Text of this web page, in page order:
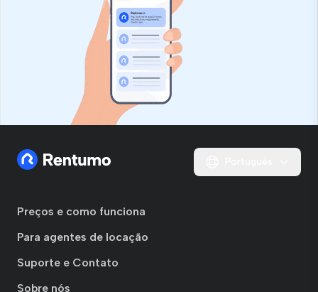
Preços e como funciona
Para agentes de locação
Suporte e Contato
Sobre nós